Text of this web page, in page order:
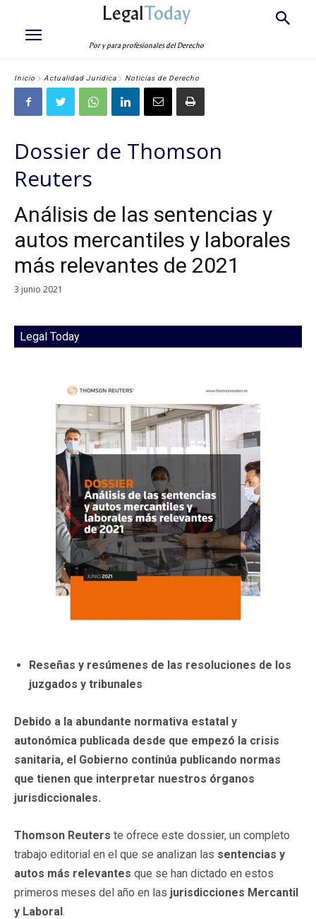
LegalToday
Por y para profesionales del Derecho
Inicio Actualidad Jurídica Noticias de Derecho
Dossier de Thomson
Reuters
Análisis de las sentencias y
autos mercantiles y laborales
más relevantes de 2021
3 junio 2021
Legal Today
Reseñas y resúmenes de las resoluciones de los
juzgados y tribunales
Debido a la abundante normativa estatal y
autonómica publicada desde que empezó la crisis
sanitaria, el Gobierno continúa publicando normas
que tienen que interpretar nuestros órganos
jurisdiccionales.
Thomson Reuters te ofrece este dossier, un completo
trabajo editorial en el que se analizan las sentencias y
autos más relevantes que se han dictado en estos
primeros meses del año en las jurisdicciones Mercantil
y Laboral.